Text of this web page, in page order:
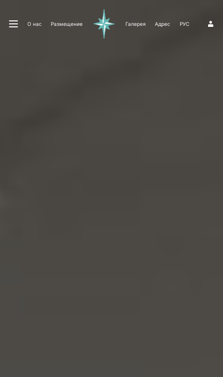
О нас Размещение Галерея Адрес РУС 1